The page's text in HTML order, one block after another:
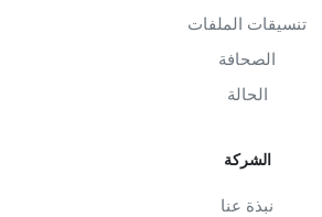
تنسيقات الملفات
الصحافة
الحالة
الشركة
نبذة عنا